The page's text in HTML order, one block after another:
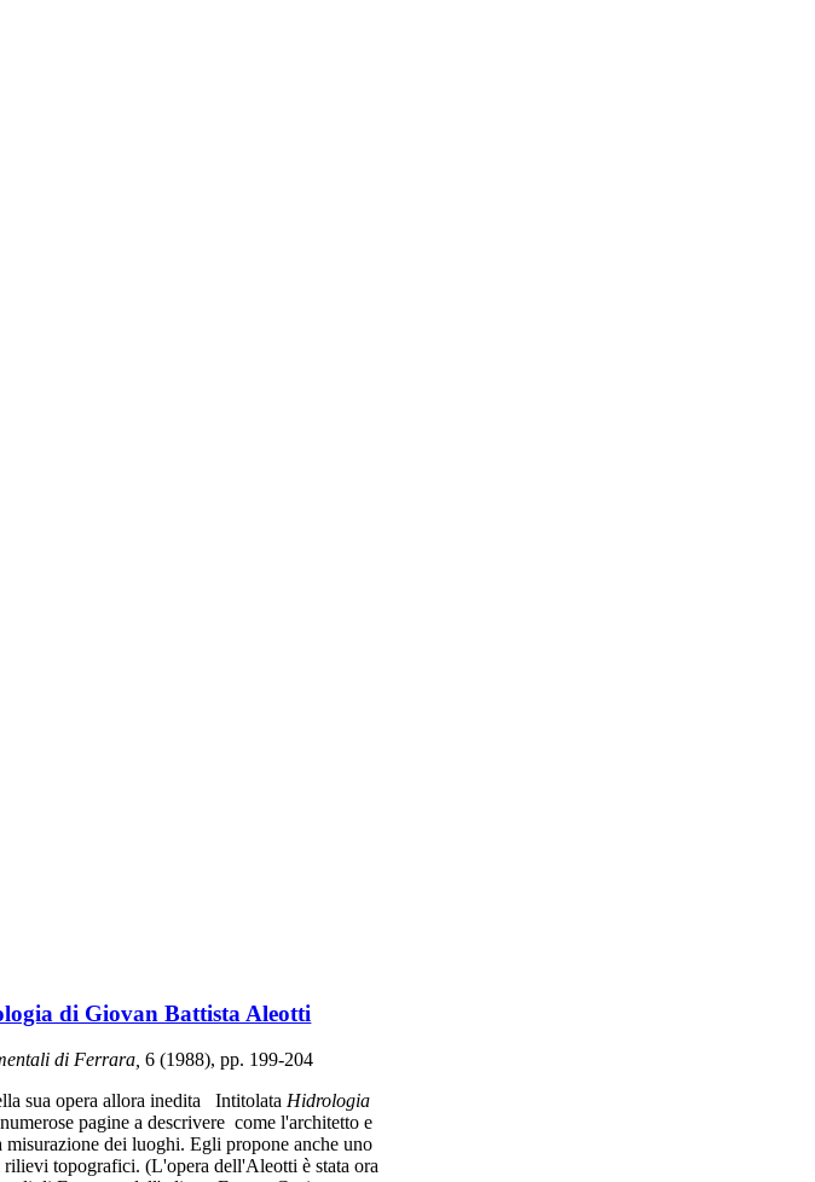
di Giovan Battista Aleotti
di Ferrara, 6 (1988), pp. 199-204
sua opera allora inedita IntitolataHidrologia
pagine a descrivere come l'architetto e
dei luoghi. Egli propone anche uno
topografici. (L'opera dell'Aleotti è stata ora